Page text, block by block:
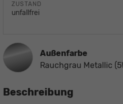
ZUSTAND
unfallfrei
Außenfarbe
Rauchgrau Metallic
Beschreibung